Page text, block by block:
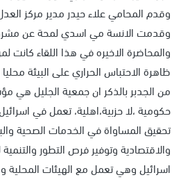
وقدم المحامي علاء حيدر مدير مركز
وقدمت الانسة مي اسدي لمحة عن مشروع
والمحاضرة الاخيره في هذا اللقاء كانت
ظاهرة الاحتباس الحراري على البيئة محليا
من الجدبر بالذكر ان جمعية الجليل هي
حكومية ،لا حزبية،اهلية، تعمل في
تحقيق المساواة في الخدمات الصحية
والاقتصادية وتوفير فرص التطور
اسرائيل وهي تعمل مع الهيئات المحلية